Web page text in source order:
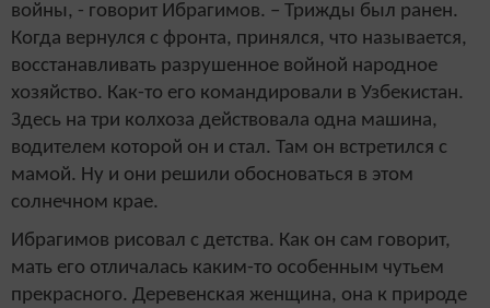
войны, - говорит Ибрагимов. – Трижды был ранен.
Когда вернулся с фронта, принялся, что называется,
восстанавливать разрушенное войной народное
хозяйство. Как-то его командировали в Узбекистан.
Здесь на три колхоза действовала одна машина,
водителем которой он и стал. Там он встретился с
мамой. Ну и они решили обосноваться в этом
солнечном крае.
Ибрагимов рисовал с детства. Как он сам говорит,
мать его отличалась каким-то особенным чутьем
прекрасного. Деревенская женщина, она к природе